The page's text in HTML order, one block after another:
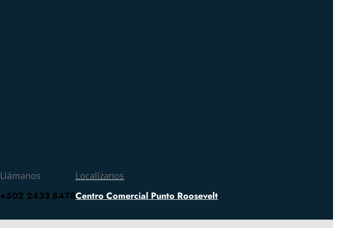
Llámanos
+502 2433 5478
Localízanos
Centro Comercial Punto Roosevelt